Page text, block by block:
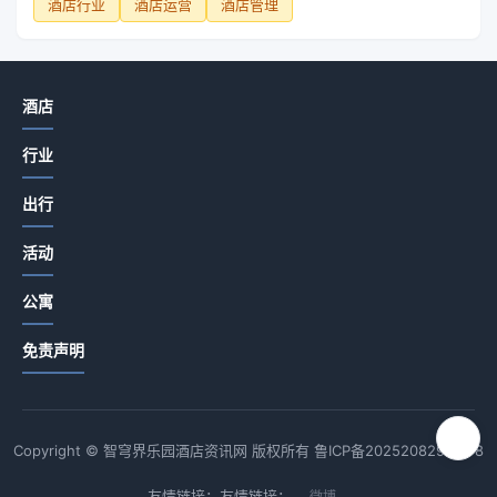
酒店行业 酒店运营 酒店管理
酒店
行业
出行
活动
公寓
免责声明
Copyright © 智穹界乐园酒店资讯网 版权所有 鲁ICP备2025208294号-8